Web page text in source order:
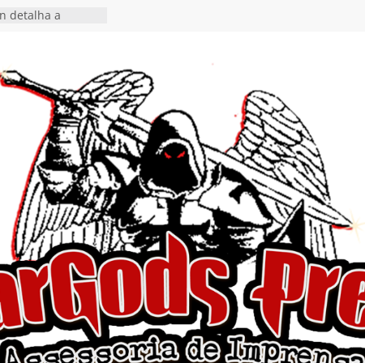
o single “Keep
Rig” definitivo
Hell’s Heroes
chega ao
em formato
nas plataformas
show em
Autoral” e
do novo single
hiato de uma
do EP
I Begin”